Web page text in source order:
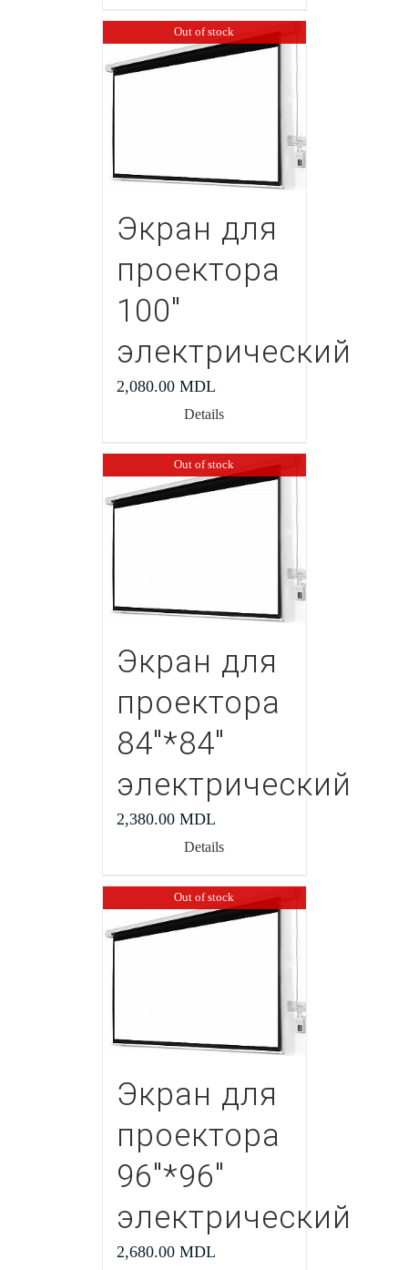
Out of stock
Экран для
проектора
100″
электрический
2,080.00 MDL
Details
Out of stock
Экран для
проектора
84″*84″
электрический
2,380.00 MDL
Details
Out of stock
Экран для
проектора
96″*96″
электрический
2,680.00 MDL